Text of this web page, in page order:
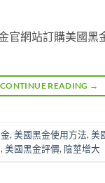
官網站訂購美國
CONTINUE READING →
, 美國黑金使用方法, 美
, 美國黑金評價, 陰莖增大